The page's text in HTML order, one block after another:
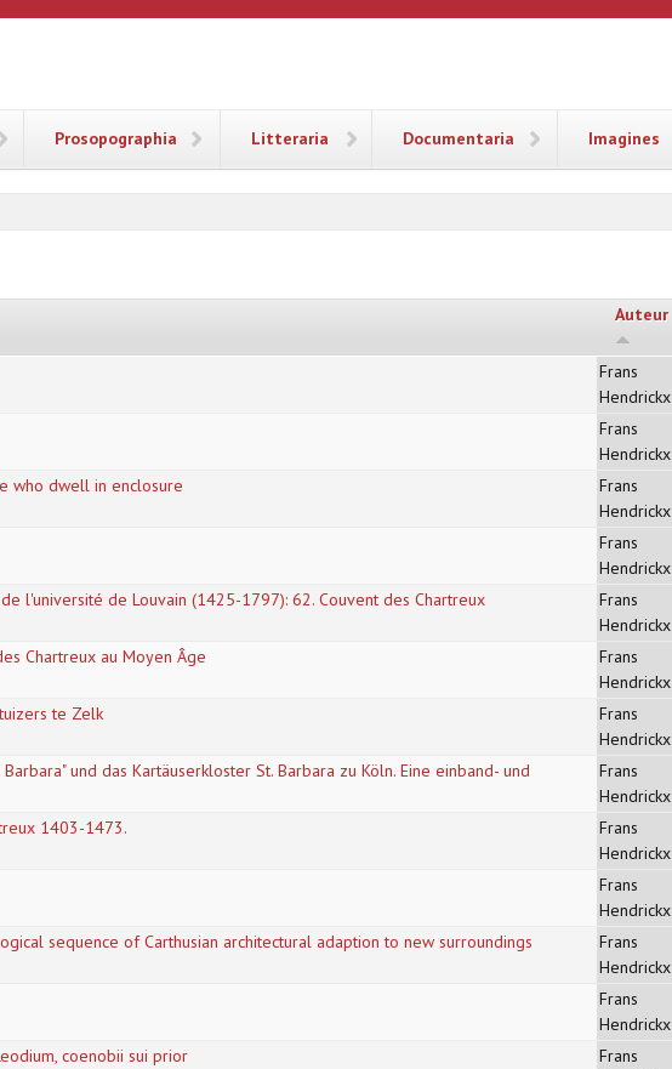
Prosopographia Litteraria Documentaria Imagines
Auteur
Frans
Hendrickx
Frans
Hendrickx
who dwell in enclosure
Frans
Hendrickx
Frans
Hendrickx
l'université de Louvain (1425-1797): 62. Couvent des Chartreux
Frans
Hendrickx
Chartreux au Moyen Âge
Frans
Hendrickx
te Zelk
Frans
Hendrickx
und das Kartäuserkloster St. Barbara zu Köln. Eine einband- und
Frans
Hendrickx
1403-1473.
Frans
Hendrickx
Frans
Hendrickx
sequence of Carthusian architectural adaption to new surroundings
Frans
Hendrickx
Frans
Hendrickx
coenobii sui prior
Frans